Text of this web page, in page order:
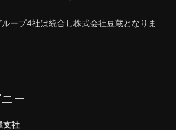
ープ4社は統合し株式会社豆蔵となりま
ー
支社